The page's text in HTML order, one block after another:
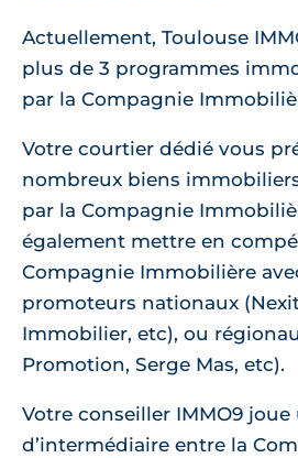
Actuellement, Toulouse
plus de 3 programmes
par la Compagnie
Votre courtier dédié vous
nombreux biens
par la Compagnie
également mettre en
Compagnie Immobilière
promoteurs nationaux
Immobilier, etc), ou
Promotion, Serge Mas, etc).
Votre conseiller IMMO9 joue
d’intermédiaire entre la